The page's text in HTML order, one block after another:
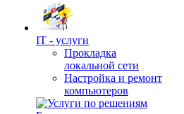
IT - услуги
Прокладка
локальной сети
Настройка и ремонт
компьютеров